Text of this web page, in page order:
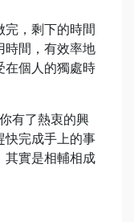
完，剩下的時間
時間，有效率地
在個人的獨處時
有了熱衷的興
快完成手上的事
其實是相輔相成